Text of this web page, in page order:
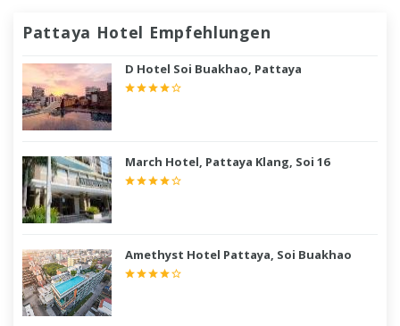
Pattaya Hotel Empfehlungen
D Hotel Soi Buakhao, Pattaya
March Hotel, Pattaya Klang, Soi 16
Amethyst Hotel Pattaya, Soi Buakhao